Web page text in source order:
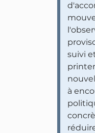
suivi
à